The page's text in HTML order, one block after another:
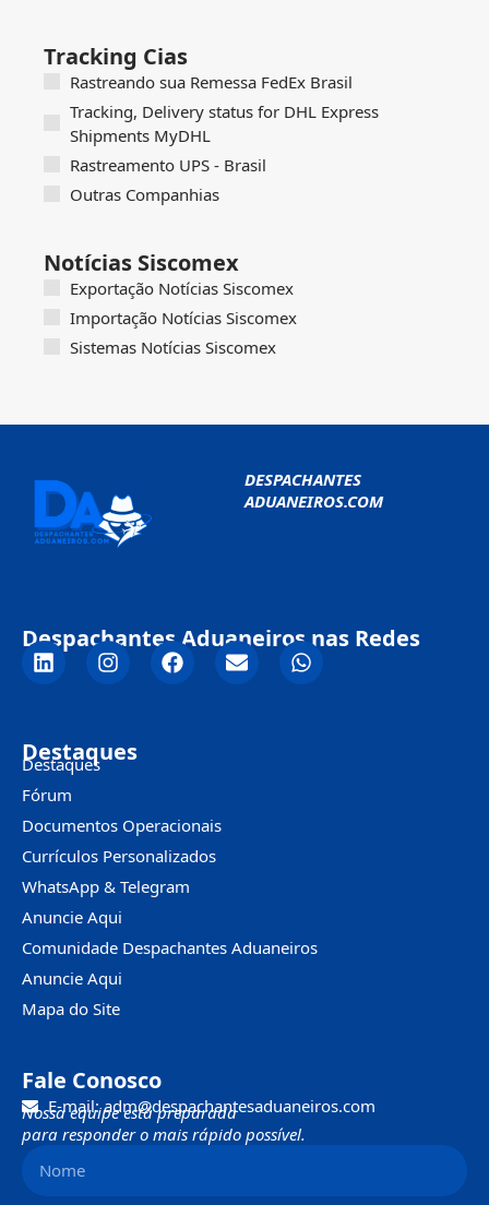
Tracking Cias
Rastreando sua Remessa FedEx Brasil
Tracking, Delivery status for DHL Express
Shipments MyDHL
Rastreamento UPS - Brasil
Outras Companhias
Notícias Siscomex
Exportação Notícias Siscomex
Importação Notícias Siscomex
Sistemas Notícias Siscomex
DESPACHANTES
ADUANEIROS.COM
Despachantes Aduaneiros nas Redes
Destaques
Destaques
Fórum
Documentos Operacionais
Currículos Personalizados
WhatsApp & Telegram
Anuncie Aqui
Comunidade Despachantes Aduaneiros
Anuncie Aqui
Mapa do Site
Fale Conosco
E-mail: adm@despachantesaduaneiros.com
Nossa equipe está preparada
para responder o mais rápido possível.